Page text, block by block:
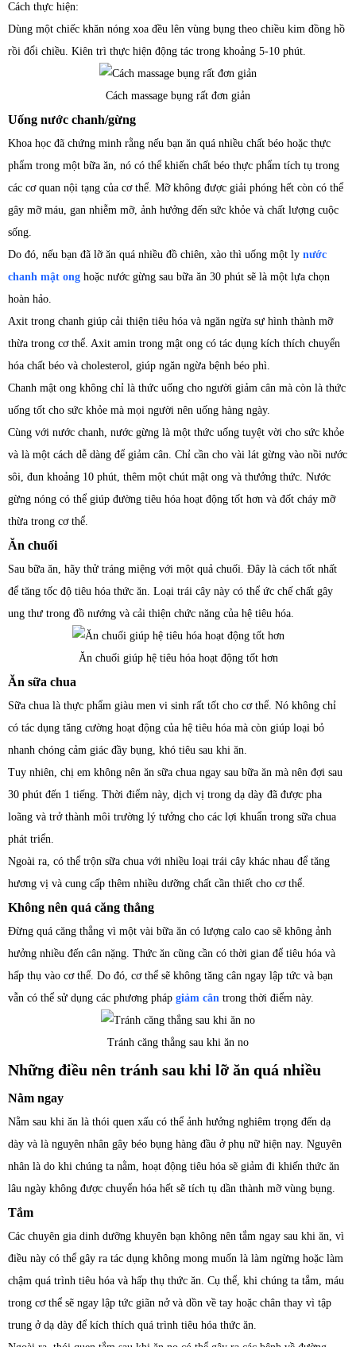
Cách thực hiện:
Dùng một chiếc khăn nóng xoa đều lên vùng bụng theo chiều kim đồng hồ
rồi đổi chiều. Kiên trì thực hiện động tác trong khoảng 5-10 phút.
Cách massage bụng rất đơn giản
Uống nước chanh/gừng
Khoa học đã chứng minh rằng nếu bạn ăn quá nhiều chất béo hoặc thực
phẩm trong một bữa ăn, nó có thể khiến chất béo thực phẩm tích tụ trong
các cơ quan nội tạng của cơ thể. Mỡ không được giải phóng hết còn có thể
gây mỡ máu, gan nhiễm mỡ, ảnh hưởng đến sức khỏe và chất lượng cuộc
sống.
Do đó, nếu bạn đã lỡ ăn quá nhiều đồ chiên, xào thì uống một ly nước
chanh mật ong hoặc nước gừng sau bữa ăn 30 phút sẽ là một lựa chọn
hoàn hảo.
Axit trong chanh giúp cải thiện tiêu hóa và ngăn ngừa sự hình thành mỡ
thừa trong cơ thể. Axit amin trong mật ong có tác dụng kích thích chuyển
hóa chất béo và cholesterol, giúp ngăn ngừa bệnh béo phì.
Chanh mật ong không chỉ là thức uống cho người giảm cân mà còn là thức
uống tốt cho sức khỏe mà mọi người nên uống hàng ngày.
Cùng với nước chanh, nước gừng là một thức uống tuyệt vời cho sức khỏe
và là một cách dễ dàng để giảm cân. Chỉ cần cho vài lát gừng vào nồi nước
sôi, đun khoảng 10 phút, thêm một chút mật ong và thưởng thức. Nước
gừng nóng có thể giúp đường tiêu hóa hoạt động tốt hơn và đốt cháy mỡ
thừa trong cơ thể.
Ăn chuối
Sau bữa ăn, hãy thử tráng miệng với một quả chuối. Đây là cách tốt nhất
để tăng tốc độ tiêu hóa thức ăn. Loại trái cây này có thể ức chế chất gây
ung thư trong đồ nướng và cải thiện chức năng của hệ tiêu hóa.
Ăn chuối giúp hệ tiêu hóa hoạt động tốt hơn
Ăn sữa chua
Sữa chua là thực phẩm giàu men vi sinh rất tốt cho cơ thể. Nó không chỉ
có tác dụng tăng cường hoạt động của hệ tiêu hóa mà còn giúp loại bỏ
nhanh chóng cảm giác đầy bụng, khó tiêu sau khi ăn.
Tuy nhiên, chị em không nên ăn sữa chua ngay sau bữa ăn mà nên đợi sau
30 phút đến 1 tiếng. Thời điểm này, dịch vị trong dạ dày đã được pha
loãng và trở thành môi trường lý tưởng cho các lợi khuẩn trong sữa chua
phát triển.
Ngoài ra, có thể trộn sữa chua với nhiều loại trái cây khác nhau để tăng
hương vị và cung cấp thêm nhiều dưỡng chất cần thiết cho cơ thể.
Không nên quá căng thẳng
Đừng quá căng thẳng vì một vài bữa ăn có lượng calo cao sẽ không ảnh
hưởng nhiều đến cân nặng. Thức ăn cũng cần có thời gian để tiêu hóa và
hấp thụ vào cơ thể. Do đó, cơ thể sẽ không tăng cân ngay lập tức và bạn
vẫn có thể sử dụng các phương pháp giảm cân trong thời điểm này.
Tránh căng thẳng sau khi ăn no
Những điều nên tránh sau khi lỡ ăn quá nhiều
Nằm ngay
Nằm sau khi ăn là thói quen xấu có thể ảnh hưởng nghiêm trọng đến dạ
dày và là nguyên nhân gây béo bụng hàng đầu ở phụ nữ hiện nay. Nguyên
nhân là do khi chúng ta nằm, hoạt động tiêu hóa sẽ giảm đi khiến thức ăn
lâu ngày không được chuyển hóa hết sẽ tích tụ dần thành mỡ vùng bụng.
Tắm
Các chuyên gia dinh dưỡng khuyên bạn không nên tắm ngay sau khi ăn, vì
điều này có thể gây ra tác dụng không mong muốn là làm ngừng hoặc làm
chậm quá trình tiêu hóa và hấp thụ thức ăn. Cụ thể, khi chúng ta tắm, máu
trong cơ thể sẽ ngay lập tức giãn nở và dồn về tay hoặc chân thay vì tập
trung ở dạ dày để kích thích quá trình tiêu hóa thức ăn.